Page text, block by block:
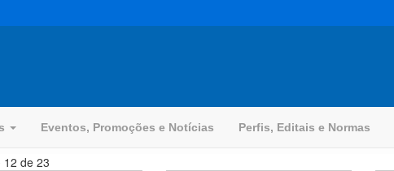
Eventos, Promoções e Notícias Perfis, Editais e Normas
12 de 23